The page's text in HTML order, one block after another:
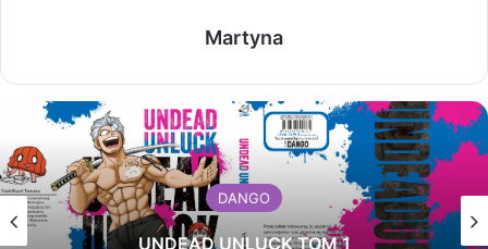
Martyna
DANGO
UNDEAD UNLUCK TOM 1